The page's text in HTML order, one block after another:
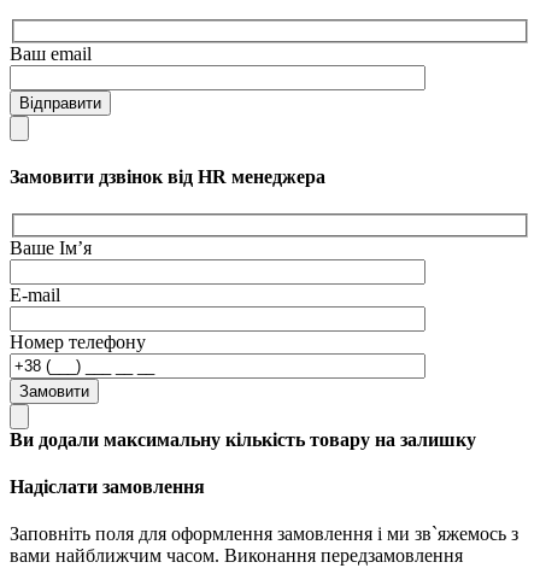
Ваш email
Відправити
Замовити дзвінок від HR менеджера
Ваше Ім’я
E-mail
Номер телефону
Замовити
Ви додали максимальну кількість товару на залишку
Надіслати замовлення
Заповніть поля для оформлення замовлення і ми зв`яжемось з
вами найближчим часом. Виконання передзамовлення